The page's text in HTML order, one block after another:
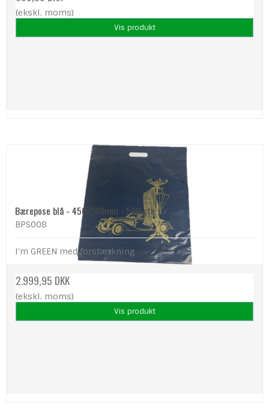
(ekskl. moms)
Vis produkt
Bærepose blå - 450x500mm - 500 stk.
BPS008
I'm GREEN med forstærkning
2.999,95 DKK
(ekskl. moms)
Vis produkt